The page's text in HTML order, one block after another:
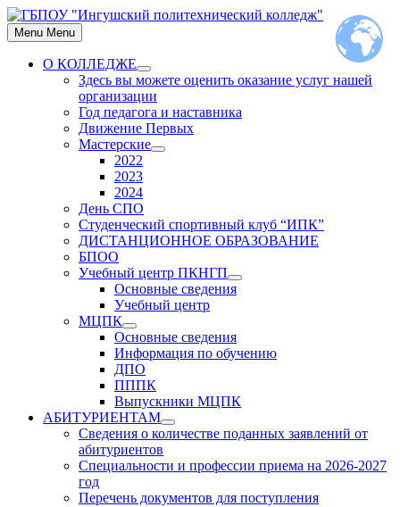
Skip
to
content
Menu Menu
О КОЛЛЕДЖЕ
Show
sub
menu
Здесь вы можете оценить оказание услуг нашей
организации
Год педагога и наставника
Движение Первых
Мастерские
Show
2022
2023
2024
День СПО
Студенческий спортивный клуб “ИПК”
ДИСТАНЦИОННОЕ ОБРАЗОВАНИЕ
БПОО
Учебный центр ПКНГП
Show
sub
Основные сведения
Учебный центр
МЦПК
Show
sub
menu
Основные сведения
Информация по обучению
ДПО
ПППК
Выпускники МЦПК
АБИТУРИЕНТАМ
Show
sub
Сведения о количестве поданных заявлений от
абитуриентов
Специальности и профессии приема на 2026-2027
год
Перечень документов для поступления